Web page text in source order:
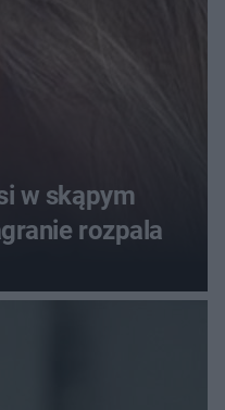
w skąpym
rozpala